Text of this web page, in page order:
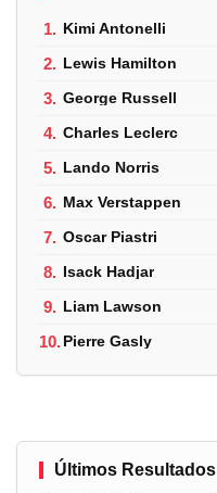
1. Kimi Antonelli
2. Lewis Hamilton
3. George Russell
4. Charles Leclerc
5. Lando Norris
6. Max Verstappen
7. Oscar Piastri
8. Isack Hadjar
9. Liam Lawson
10.Pierre Gasly
Últimos Resultados